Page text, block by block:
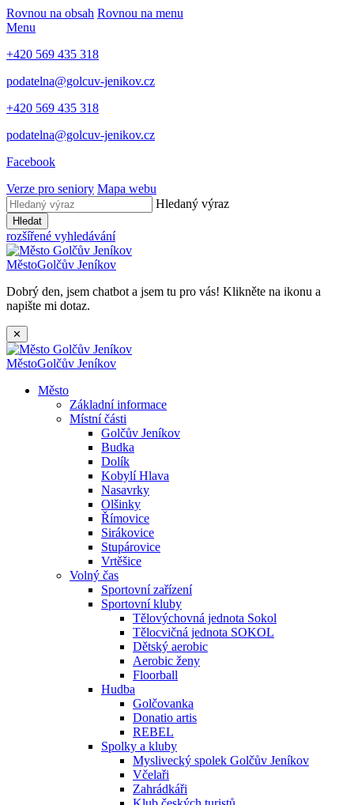
Rovnou na obsah Rovnou na menu
Menu
+420 569 435 318
podatelna@golcuv-jenikov.cz
+420 569 435 318
podatelna@golcuv-jenikov.cz
Facebook
Verze pro seniory Mapa webu
Hledaný výraz
Hledat
rozšířené vyhledávání
MěstoGolčův Jeníkov
Dobrý den, jsem chatbot a jsem tu pro vás! Klikněte na ikonu a
napište mi dotaz.
✕
MěstoGolčův Jeníkov
Město
Základní informace
Místní části
Golčův Jeníkov
Budka
Dolík
Kobylí Hlava
Nasavrky
Olšinky
Římovice
Sirákovice
Stupárovice
Vrtěšice
Volný čas
Sportovní zařízení
Sportovní kluby
Tělovýchovná jednota Sokol
Tělocvičná jednota SOKOL
Dětský aerobic
Aerobic ženy
Floorball
Hudba
Golčovanka
Donatio artis
REBEL
Spolky a kluby
Myslivecký spolek Golčův Jeníkov
Včelaři
Zahrádkáři